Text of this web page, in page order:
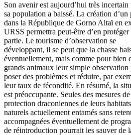
Son avenir est aujourd’hui très incertain
sa population a baissé. La création d’un
dans la République de Gorno Altaï en
URSS permettra peut-être d’en protéger
partie. Le tourisme d’observation se
développant, il se peut que la chasse
éventuellement, mais comme pour bien
grands animaux leur simple observation
poser des problèmes et réduire, par
leur taux de fécondité. En résumé, la
est préoccupante. Seules des mesures de
protection draconiennes de leurs habitats
naturels actuellement entamés sans
accompagnées éventuellement de
de réintroduction pourrait les sauver de